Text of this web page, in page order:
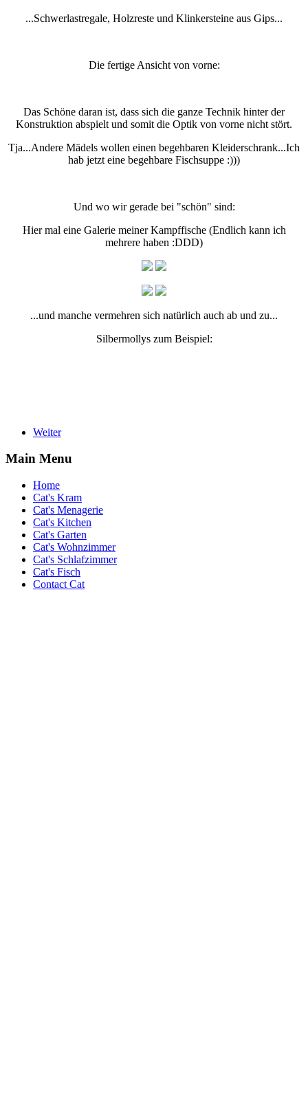
...Schwerlastregale, Holzreste und Klinkersteine aus Gips...
Die fertige Ansicht von vorne:
Das Schöne daran ist, dass sich die ganze Technik hinter der
Konstruktion abspielt und somit die Optik von vorne nicht stört.
Tja...Andere Mädels wollen einen begehbaren Kleiderschrank...Ich
hab jetzt eine begehbare Fischsuppe :)))
Und wo wir gerade bei "schön" sind:
Hier mal eine Galerie meiner Kampffische (Endlich kann ich
mehrere haben :DDD)
...und manche vermehren sich natürlich auch ab und zu...
Silbermollys zum Beispiel:
Weiter
Main Menu
Home
Cat's Kram
Cat's Menagerie
Cat's Kitchen
Cat's Garten
Cat's Wohnzimmer
Cat's Schlafzimmer
Cat's Fisch
Contact Cat